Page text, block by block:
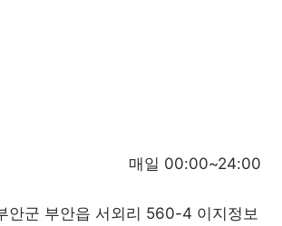
매일 00:00~24:00
안군 부안읍 서외리 560-4 이지정보